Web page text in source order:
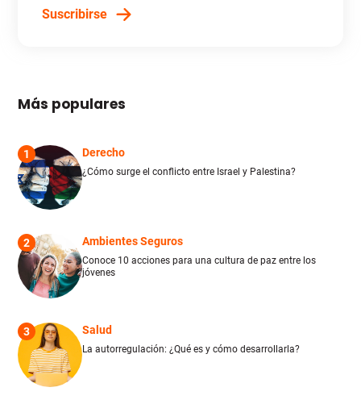
Suscribirse
Más populares
1 Derecho
¿Cómo surge el conflicto entre Israel y Palestina?
2 Ambientes Seguros
Conoce 10 acciones para una cultura de paz entre los
jóvenes
3 Salud
La autorregulación: ¿Qué es y cómo desarrollarla?